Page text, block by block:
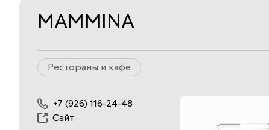
MAMMINA
Рестораны и кафе
+7 (926) 116-24-48
Сайт